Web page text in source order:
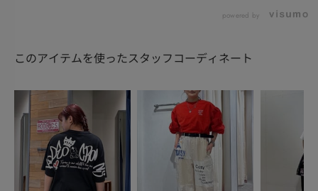
powered by
このアイテムを使ったスタッフコーディネート